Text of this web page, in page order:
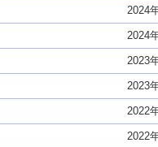
2024
2024
2023
2023
2022
2022